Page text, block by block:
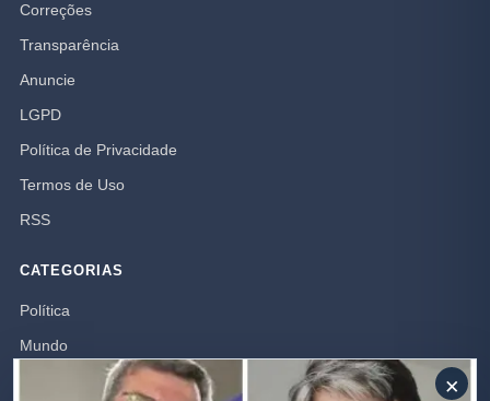
Correções
Transparência
Anuncie
LGPD
Política de Privacidade
Termos de Uso
RSS
CATEGORIAS
Política
Mundo
Campos dos Goytacazes
×